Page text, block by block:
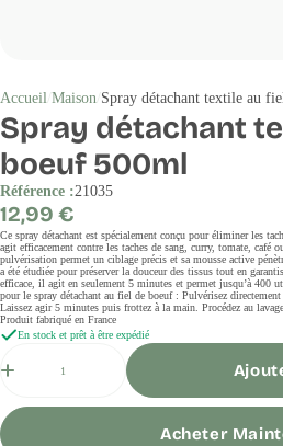
Accueil Maison Spray détachant textile au
Spray détachant
boeuf 500ml
Référence :21035
Prix
régulier
12,99 €
Ce spray détachant est spécialement conçu pour éliminer les
agit efficacement contre les taches de sang, curry, tomate, café
pulvérisation permet un ciblage précis et sa mousse active
a été étudiée pour préserver la douceur des tissus tout en
efficace, il agit en seulement 5 minutes et permet jusqu’à 400
pour le spray détachant au fiel de boeuf : Pulvérisez
Laissez agir 5 minutes puis frottez à la main. Procédez au
Produit fabriqué en France
En stock et prêt à être expédié
Acheter